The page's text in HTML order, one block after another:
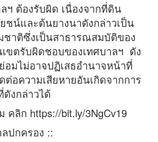
ฯ ต้องรับผิด เนื่องจากที่ดิน
ชน์และต้นยางนาดังกล่าวเป็น
ชาติซึ่งเป็นสาธารณสมบัติของ
ขตรับผิดชอบของเทศบาลฯ ดัง
อมไม่อาจปฏิเสธอํานาจหน้าที่
อความเสียหายอันเกิดจากการ
งกล่าวได้
คลิก https://bit.ly/3NgCv19
ปกครอง ::